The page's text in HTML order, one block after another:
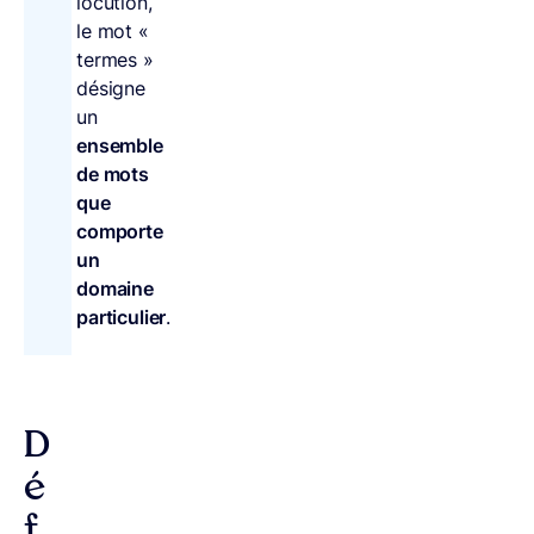
le mot «
termes »
désigne
un
ensemble
de mots
que
comporte
un
domaine
particulier.
D
é